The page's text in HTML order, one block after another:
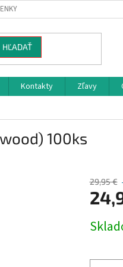
HĽADAŤ
Kontakty Zľavy
100ks
29,95 €
cena: